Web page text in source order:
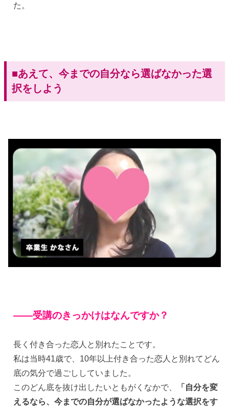
た。
■あえて、今までの自分なら選ばなかった選
択をしよう
——受講のきっかけはなんですか？
長く付き合った恋人と別れたことです。
私は当時41歳で、10年以上付き合った恋人と別れてどん
底の気分で過ごししていました。
このどん底を抜け出したいともがくなかで、
「自分を変
えるなら、今までの自分が選ばなかったような選択をす